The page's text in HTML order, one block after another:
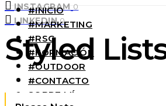
INSTAGRAM 0
LINKEDIN 0
#INICIO
#MARKETING
#RSC
#FORMACIÓN
#OUTDOOR
#CONTACTO
SOBRE MÍ
Styled